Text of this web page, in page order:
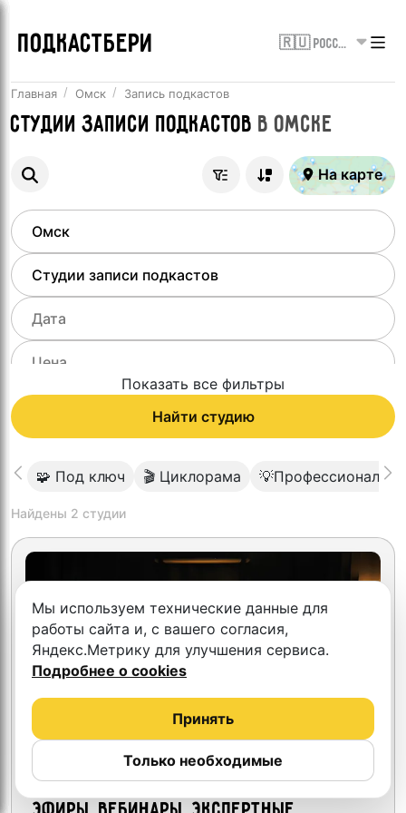
ПОДКАСТБЕРИ 🇷🇺 Россия
Главная Омск Запись подкастов
Студии записи подкастов вОмске
На карте
Показать все фильтры
Найти студию
🧩 Под ключ 🎬 Циклорама
Найдены 2 студии
Видео студия "Подкастная"
4.3
Мы используем технические данные для
работы сайта и, с вашего согласия,
Яндекс.Метрику для улучшения сервиса.
Подробнее о cookies
Только необходимые
Принять